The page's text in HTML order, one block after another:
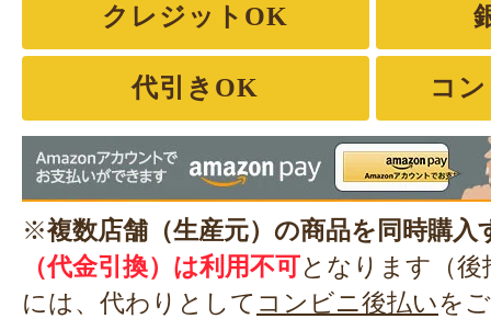
クレジットOK
代引きOK コ
※複数店舗（生産元）の商品を同時購入
（代金引換）は利用不可 となります（
には、代わりとして コンビニ後払いを